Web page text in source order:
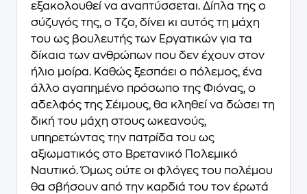
εξακολουθεί να αναπτύσσεται. Δίπλα της ο
σύζυγός της, ο Τζο, δίνει κι αυτός τη μάχη
του ως βουλευτής των Εργατικών για τα
δίκαια των ανθρώπων που δεν έχουν στον
ήλιο μοίρα. Καθώς ξεσπάει ο πόλεμος, ένα
άλλο αγαπημένο πρόσωπο της Φιόνας, ο
αδελφός της Σέιμους, θα κληθεί να δώσει τη
δική του μάχη στους ωκεανούς,
υπηρετώντας την πατρίδα του ως
αξιωματικός στο Βρετανικό Πολεμικό
Ναυτικό. Όμως ούτε οι φλόγες του πολέμου
θα σβήσουν από την καρδιά του τον έρωτά